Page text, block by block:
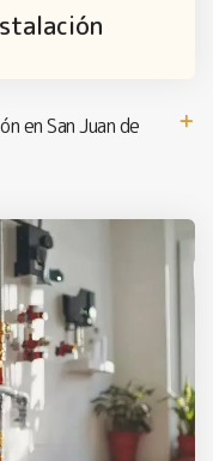
en San Juan de